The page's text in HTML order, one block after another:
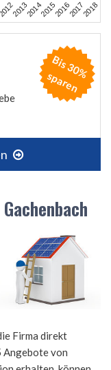
201320142015201620172018
B
is
3
0
%
s
p
a
r
e
n
Firma direkt
Angebote von